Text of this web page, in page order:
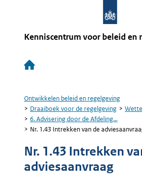
Kenniscentrum voor beleid en
Hoofdnavigatie
Kruimelpad
Ontwikkelen beleid en regelgeving
Draaiboek voor de regelgeving
6. Advisering door de Afdeling...
Nr. 1.43 Intrekken van de
Nr. 1.43 Intrekken
adviesaanvraag